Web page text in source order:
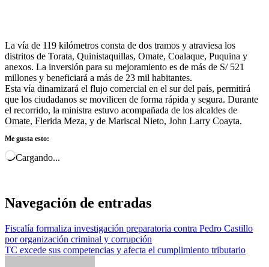
La vía de 119 kilómetros consta de dos tramos y atraviesa los
distritos de Torata, Quinistaquillas, Omate, Coalaque, Puquina y
anexos. La inversión para su mejoramiento es de más de S/ 521
millones y beneficiará a más de 23 mil habitantes.
Esta vía dinamizará el flujo comercial en el sur del país, permitirá
que los ciudadanos se movilicen de forma rápida y segura. Durante
el recorrido, la ministra estuvo acompañada de los alcaldes de
Omate, Flerida Meza, y de Mariscal Nieto, John Larry Coayta.
Me gusta esto:
Cargando...
Navegación de entradas
Fiscalía formaliza investigación preparatoria contra Pedro Castillo
por organización criminal y corrupción
TC excede sus competencias y afecta el cumplimiento tributario